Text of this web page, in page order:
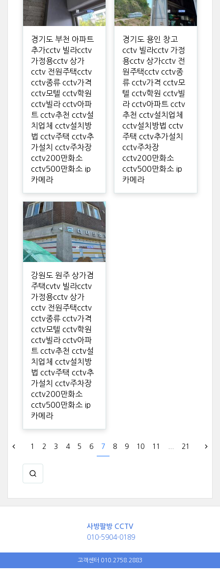
경기도 부천 아파트
추가cctv 빌라cctv
가정용cctv 상가
cctv 전원주택cctv
cctv종류 cctv가격
cctv모텔 cctv학원
cctv빌라 cctv아파
트 cctv추천 cctv설
치업체 cctv설치방
법 cctv주택 cctv추
가설치 cctv주차장
cctv200만화소
cctv500만화소 ip
카메라
경기도 용인 창고
cctv 빌라cctv 가정
용cctv 상가cctv 전
원주택cctv cctv종
류 cctv가격 cctv모
텔 cctv학원 cctv빌
라 cctv아파트 cctv
추천 cctv설치업체
cctv설치방법 cctv
주택 cctv추가설치
cctv주차장
cctv200만화소
cctv500만화소 ip
카메라
강원도 원주 상가겸
주택cvtv 빌라cctv
가정용cctv 상가
cctv 전원주택cctv
cctv종류 cctv가격
cctv모텔 cctv학원
cctv빌라 cctv아파
트 cctv추천 cctv설
치업체 cctv설치방
법 cctv주택 cctv추
가설치 cctv주차장
cctv200만화소
cctv500만화소 ip
카메라
1 2 3 4 5 6 7 8 9 10 11 21
사방팔방 CCTV
010-5904-0189
고객센터 010.2758.2883